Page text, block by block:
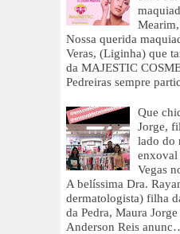
Nossa querida
Veras, (Liginha) que
da MAJESTIC
Pedreiras sempre
Que
Jorge,
lado do
enxoval
Vegas
A belíssima Dra.
dermatologista) filha
da Pedra, Maura
Anderson Reis